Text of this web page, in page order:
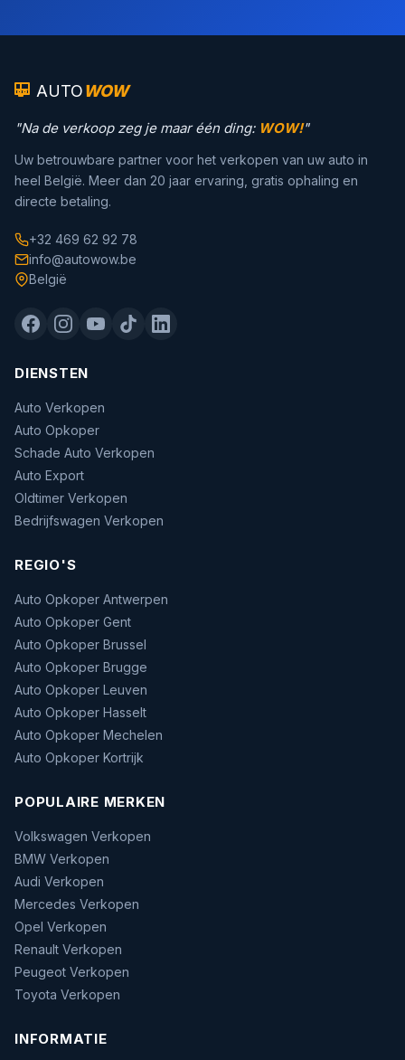
AUTOWOW
"Na de verkoop zeg je maar één ding: WOW!"
Uw betrouwbare partner voor het verkopen van uw auto in
heel België. Meer dan 20 jaar ervaring, gratis ophaling en
directe betaling.
+32 469 62 92 78
info@autowow.be
België
DIENSTEN
Auto Verkopen
Auto Opkoper
Schade Auto Verkopen
Auto Export
Oldtimer Verkopen
Bedrijfswagen Verkopen
REGIO'S
Auto Opkoper Antwerpen
Auto Opkoper Gent
Auto Opkoper Brussel
Auto Opkoper Brugge
Auto Opkoper Leuven
Auto Opkoper Hasselt
Auto Opkoper Mechelen
Auto Opkoper Kortrijk
POPULAIRE MERKEN
Volkswagen Verkopen
BMW Verkopen
Audi Verkopen
Mercedes Verkopen
Opel Verkopen
Renault Verkopen
Peugeot Verkopen
Toyota Verkopen
INFORMATIE